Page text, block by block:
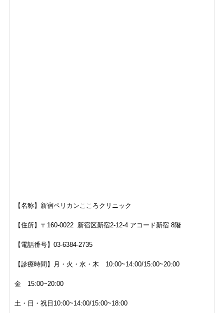
【名称】新宿ペリカンこころクリニック
【住所】〒160-0022 新宿区新宿2-12-4 アコード新宿 8階
【電話番号】03-6384-2735
【診療時間】月・火・水・木 10:00~14:00/15:00~20:00
金 15:00~20:00
土・日・祝日10:00~14:00/15:00~18:00